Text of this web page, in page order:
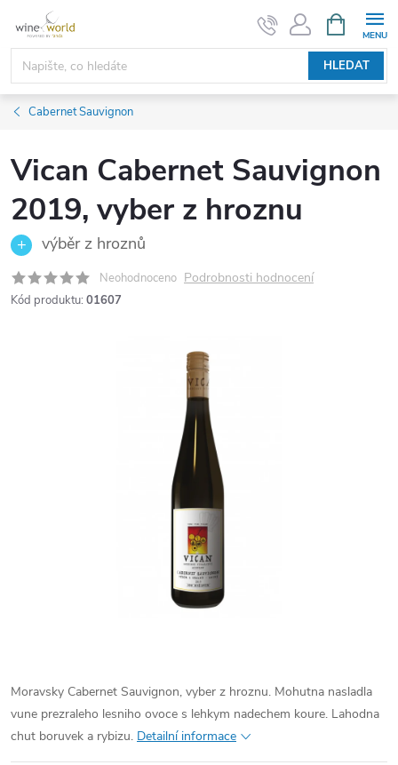
obsah
HLEDAT
NÁKUPNÍ
KOŠÍK
Cabernet Sauvignon
Vican Cabernet Sauvignon
2019, vyber z hroznu
výběr z hroznů
Neohodnoceno Podrobnosti hodnocení
Kód produktu: 01607
Moravsky Cabernet Sauvignon, vyber z hroznu. Mohutna nasladla
vune prezraleho lesniho ovoce s lehkym nadechem koure. Lahodna
chut boruvek a rybizu. Detailní informace